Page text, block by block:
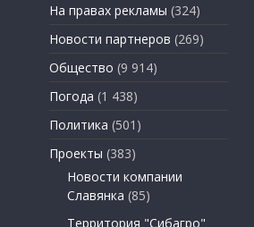
На правах рекламы (324)
Новости партнеров (269)
Общество (9 914)
Погода (1 438)
Политика (501)
Проекты (383)
Новости компании
Славянка (85)
Территория "Сибагро"